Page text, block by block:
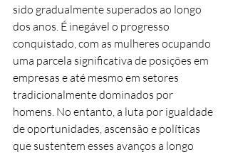
sido gradualmente superados ao longo
dos anos. É inegável o progresso
conquistado, com as mulheres ocupando
uma parcela significativa de posições em
empresas e até mesmo em setores
tradicionalmente dominados por
homens. No entanto, a luta por igualdade
de oportunidades, ascensão e políticas
que sustentem esses avanços a longo